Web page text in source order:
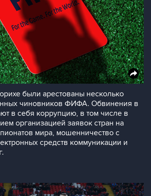
были арестованы несколько
чиновников ФИФА. Обвинения в
в себя коррупцию, в том числе в
организацией заявок стран на
мира, мошенничество с
средств коммуникации и